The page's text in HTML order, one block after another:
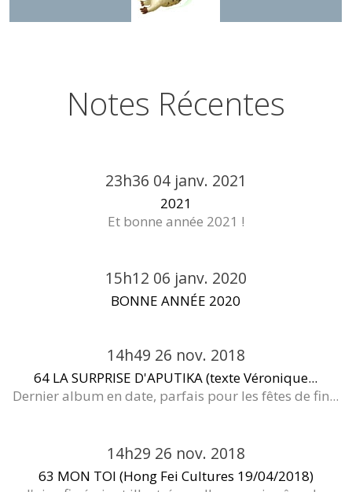
Notes Récentes
23h36 04 janv. 2021
2021
Et bonne année 2021 !
15h12 06 janv. 2020
BONNE ANNÉE 2020
14h49 26 nov. 2018
64 LA SURPRISE D'APUTIKA (texte Véronique...
Dernier album en date, parfais pour les fêtes de fin...
14h29 26 nov. 2018
63 MON TOI (Hong Fei Cultures 19/04/2018)